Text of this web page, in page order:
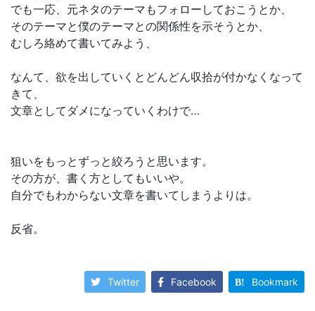
でも一応、元ネタのテーマもフォローしておこうとか、
そのテーマと僕のテーマとの関係性を示そうとか、
むしろ絡めて書いてみよう、
なんて、欲を出していくとどんどん収拾が付かなくなって
きて、
文章としてダメになっていくわけで…
狙いをもっとずっと絞ろうと思います。
その方が、書く方としてもいいや。
自分でもわからない文章を書いてしまうよりは。
反省。
Twitter Facebook Bookmark